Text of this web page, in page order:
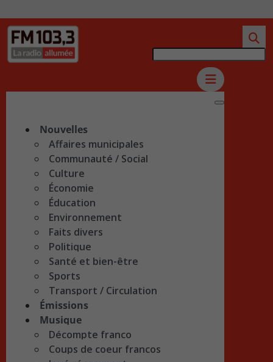
Nouvelles
Affaires municipales
Communauté / Social
Culture
Économie
Éducation
Environnement
Faits divers
Politique
Santé et bien-être
Sports
Transport / Circulation
Émissions
Musique
Décompte franco
Coups de coeur francos